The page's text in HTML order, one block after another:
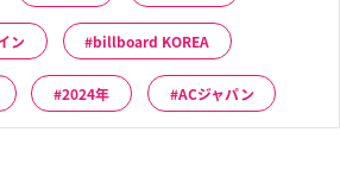
ン billboard KOREA
2024年 ACジャパン